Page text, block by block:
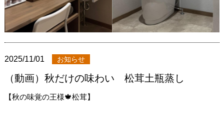
2025/11/01 お知らせ
（動画）秋だけの味わい 松茸土瓶蒸し
【秋の味覚の王様🍁松茸】